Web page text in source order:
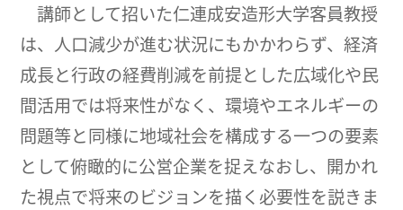
講師として招いた仁連成安造形大学客員教授
は、人口減少が進む状況にもかかわらず、経済
成長と行政の経費削減を前提とした広域化や民
間活用では将来性がなく、環境やエネルギーの
問題等と同様に地域社会を構成する一つの要素
として俯瞰的に公営企業を捉えなおし、開かれ
た視点で将来のビジョンを描く必要性を説きま